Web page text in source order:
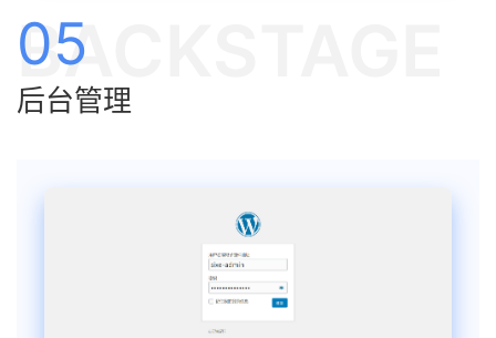
05
BACKSTAGE
后台管理